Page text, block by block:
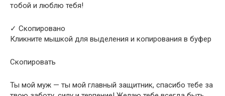
тобой и люблю тебя!
✓ Скопировано
Кликните мышкой для выделения и копирования в буфер
Скопировать
Ты мой муж — ты мой главный защитник, спасибо тебе за